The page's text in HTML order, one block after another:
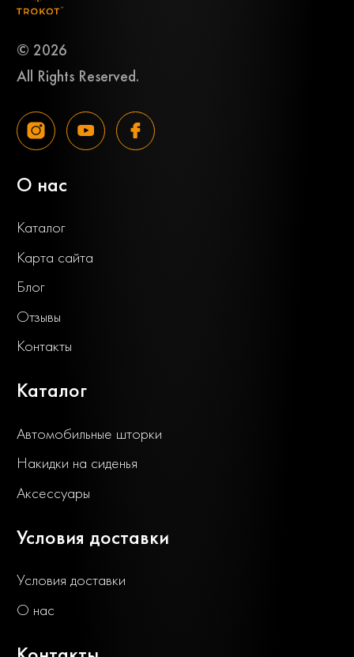
© 2026
All Rights Reserved.
О нас
Каталог
Карта сайта
Блог
Отзывы
Контакты
Каталог
Автомобильные шторки
Накидки на сиденья
Аксессуары
Условия доставки
Условия доставки
О нас